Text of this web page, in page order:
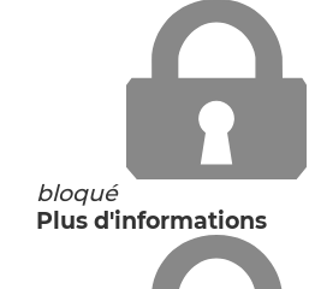
bloqué
Plus d'informations